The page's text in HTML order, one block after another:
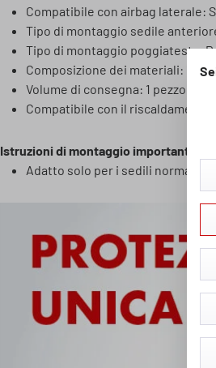
Compatibile con airbag laterale:
Tipo di montaggio sedile
Tipo di montaggio poggiatesta:
Composizione dei materiali:
Volume di consegna: 1 pezzo
Compatibile con il riscaldamento
Istruzioni di montaggio importanti
Adatto solo per i sedili normali e